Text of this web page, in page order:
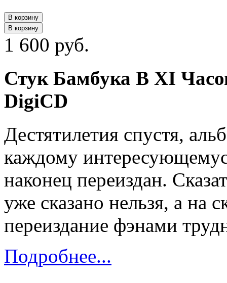
В корзину
В корзину
1 600 руб.
Стук Бамбука В XI
DigiCD
Дестятилетия спустя,
каждому
наконец переиздан.
уже сказано нельзя, а на
переиздание фэнами
Подробнее...